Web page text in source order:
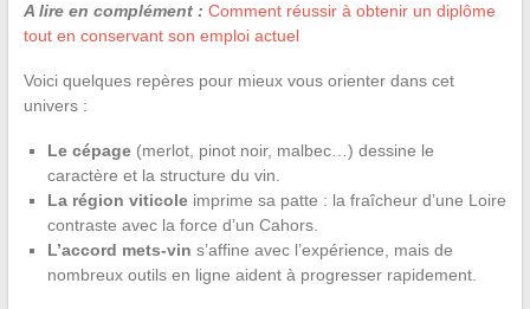
A lire en complément : Comment réussir à obtenir un diplôme
tout en conservant son emploi actuel
Voici quelques repères pour mieux vous orienter dans cet
univers :
Le cépage(merlot, pinot noir, malbec…) dessine le
caractère et la structure du vin.
La région viticoleimprime sa patte : la fraîcheur d’une Loire
contraste avec la force d’un Cahors.
L’accord mets-vin s’affine avec l’expérience, mais de
nombreux outils en ligne aident à progresser rapidement.